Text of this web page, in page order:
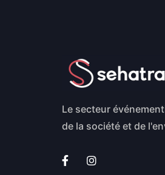
Le secteur
de la société et de